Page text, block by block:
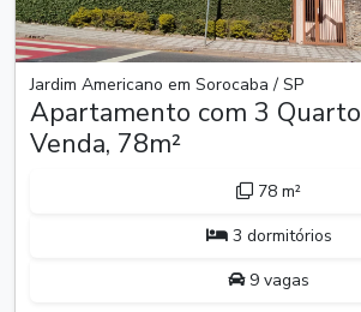
Jardim Americano em Sorocaba / SP
Apartamento com 3
Venda, 78m²
78 m²
3 dormitórios
9 vagas